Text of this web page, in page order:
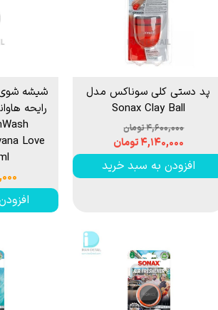
پد دستی کلی سوناکس مدل
Sonax Clay Ball
۴,۶۰۰,۰۰۰ تومان
۴,۱۴۰,۰۰۰ تومان
افزودن به سبد خرید
رایحه
Love